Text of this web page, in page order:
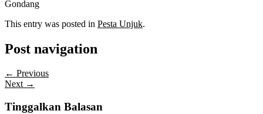
Gondang
This entry was posted in Pesta Unjuk.
Post navigation
← Previous
Next →
Tinggalkan Balasan